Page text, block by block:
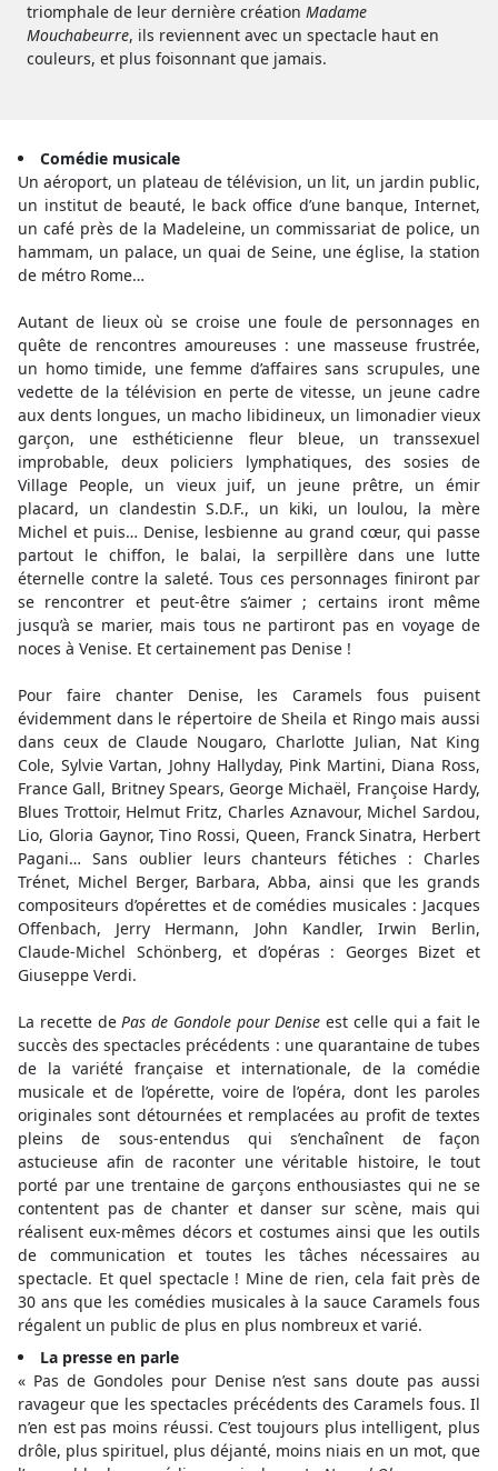
triomphale de leur dernière création Madame
Mouchabeurre, ils reviennent avec un spectacle haut en
couleurs, et plus foisonnant que jamais.
Comédie musicale
Un aéroport, un plateau de télévision, un lit, un jardin public,
un institut de beauté, le back office d’une banque, Internet,
un café près de la Madeleine, un commissariat de police, un
hammam, un palace, un quai de Seine, une église, la station
de métro Rome…
Autant de lieux où se croise une foule de personnages en
quête de rencontres amoureuses : une masseuse frustrée,
un homo timide, une femme d’affaires sans scrupules, une
vedette de la télévision en perte de vitesse, un jeune cadre
aux dents longues, un macho libidineux, un limonadier vieux
garçon, une esthéticienne fleur bleue, un transsexuel
improbable, deux policiers lymphatiques, des sosies de
Village People, un vieux juif, un jeune prêtre, un émir
placard, un clandestin S.D.F., un kiki, un loulou, la mère
Michel et puis… Denise, lesbienne au grand cœur, qui passe
partout le chiffon, le balai, la serpillère dans une lutte
éternelle contre la saleté. Tous ces personnages finiront par
se rencontrer et peut-être s’aimer ; certains iront même
jusqu’à se marier, mais tous ne partiront pas en voyage de
noces à Venise. Et certainement pas Denise !
Pour faire chanter Denise, les Caramels fous puisent
évidemment dans le répertoire de Sheila et Ringo mais aussi
dans ceux de Claude Nougaro, Charlotte Julian, Nat King
Cole, Sylvie Vartan, Johny Hallyday, Pink Martini, Diana Ross,
France Gall, Britney Spears, George Michaël, Françoise Hardy,
Blues Trottoir, Helmut Fritz, Charles Aznavour, Michel Sardou,
Lio, Gloria Gaynor, Tino Rossi, Queen, Franck Sinatra, Herbert
Pagani… Sans oublier leurs chanteurs fétiches : Charles
Trénet, Michel Berger, Barbara, Abba, ainsi que les grands
compositeurs d’opérettes et de comédies musicales : Jacques
Offenbach, Jerry Hermann, John Kandler, Irwin Berlin,
Claude-Michel Schönberg, et d’opéras : Georges Bizet et
Giuseppe Verdi.
La recette dePas de Gondole pour Denise est celle qui a fait le
succès des spectacles précédents : une quarantaine de tubes
de la variété française et internationale, de la comédie
musicale et de l’opérette, voire de l’opéra, dont les paroles
originales sont détournées et remplacées au profit de textes
pleins de sous-entendus qui s’enchaînent de façon
astucieuse afin de raconter une véritable histoire, le tout
porté par une trentaine de garçons enthousiastes qui ne se
contentent pas de chanter et danser sur scène, mais qui
réalisent eux-mêmes décors et costumes ainsi que les outils
de communication et toutes les tâches nécessaires au
spectacle. Et quel spectacle ! Mine de rien, cela fait près de
30 ans que les comédies musicales à la sauce Caramels fous
régalent un public de plus en plus nombreux et varié.
La presse en parle
« Pas de Gondoles pour Denise n’est sans doute pas aussi
ravageur que les spectacles précédents des Caramels fous. Il
n’en est pas moins réussi. C’est toujours plus intelligent, plus
drôle, plus spirituel, plus déjanté, moins niais en un mot, que